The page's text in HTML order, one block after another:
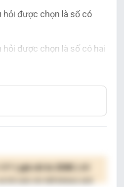
hỏi được chọn là số có
hỏi được chọn là số có hai
( giá chỉ từ 250K )